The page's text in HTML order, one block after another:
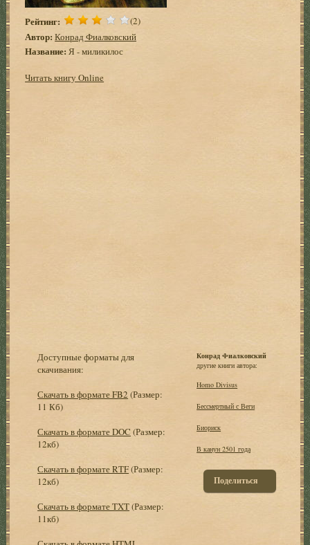
Рейтинг: (2)
Автор: Конрад Фиалковский
Название: Я - миликилос
Читать книгу Online
Доступные форматы для
скачивания:
Скачать в формате FB2 (Размер:
11 Кб)
Скачать в формате DOC (Размер:
12кб)
Скачать в формате RTF(Размер:
12кб)
Скачать в формате TXT(Размер:
11кб)
Конрад Фиалковский
другие книги автора:
Homo Divisus
Бессмертный с Веги
Биориск
В канун 2501 года
Поделиться